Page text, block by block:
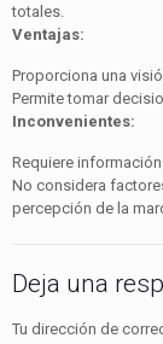
totales.
Ventajas:
Proporciona una
Permite tomar
Inconvenientes:
Requiere
No considera
percepción de la
Deja una
Tu dirección de